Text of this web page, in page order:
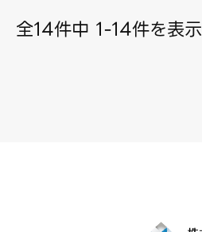
全14件中 1-14件を表示